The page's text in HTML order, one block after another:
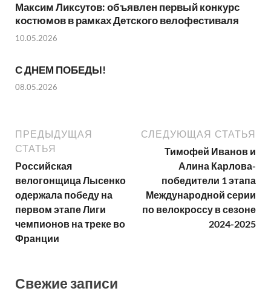
Максим Ликсутов: объявлен первый конкурс
костюмов в рамках Детского велофестиваля
10.05.2026
С ДНЕМ ПОБЕДЫ!
08.05.2026
ПРЕДЫДУЩАЯ
СТАТЬЯ
Российская
велогонщица Лысенко
одержала победу на
первом этапе Лиги
чемпионов на треке во
Франции
СЛЕДУЮЩАЯ СТАТЬЯ
Тимофей Иванов и
Алина Карлова-
победители 1 этапа
Международной серии
по велокроссу в сезоне
2024-2025
Свежие записи